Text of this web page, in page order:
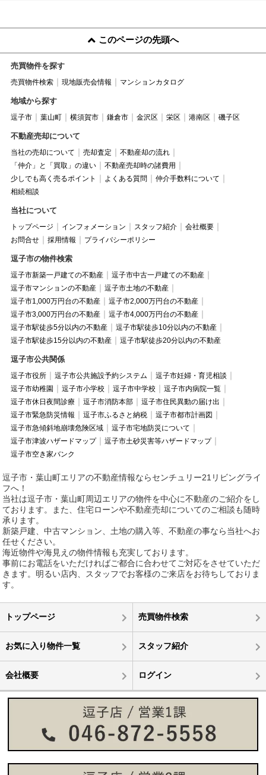
このページの先頭へ
売買物件を探す
売買物件検索 現地販売会情報 マンションカタログ
地域から探す
逗子市 葉山町 横須賀市 鎌倉市 金沢区 栄区 港南区 磯子区
不動産売却について
当社の売却について 売却査定
不動産却の流れ
「仲介」と「買取」の違い
不動産売却時の諸費用
少しでも高く売るポイント
よくある質問
仲介手数料について
相続相談
当社について
トップページ インフォメーション スタッフ紹介
会社概要
お問合せ
採用情報 プライバシーポリシー
逗子市の物件検索
逗子市新築一戸建ての不動産
逗子市中古一戸建ての不動産
逗子市マンションの不動産
逗子市土地の不動産
逗子市1,000万円台の不動産
逗子市2,000万円台の不動産
逗子市3,000万円台の不動産
逗子市4,000万円台の不動産
逗子市駅徒歩5分以内の不動産
逗子市駅徒歩10分以内の不動産
逗子市駅徒歩15分以内の不動産
逗子市駅徒歩20分以内の不動産
逗子市公共関係
逗子市役所 逗子市公共施設予約システム
逗子市妊婦・育児相談
逗子市幼稚園
逗子市小学校 逗子市中学校
逗子市内病院一覧
逗子市休日夜間診療
逗子市消防本部
逗子市住民異動の届け出
逗子市緊急防災情報
逗子市ふるさと納税
逗子市都市計画図
逗子市急傾斜地崩壊危険区域
逗子市宅地防災について
逗子市津波ハザードマップ
逗子市土砂災害等ハザードマップ
逗子市空き家バンク
逗子市・葉山町エリアの不動産情報ならセンチュリー21リビングライ
フへ！
当社は逗子市・葉山町周辺エリアの物件を中心に不動産のご紹介をし
ております。また、住宅ローンや不動産売却についてのご相談も随時
承ります。
新築戸建、中古マンション、土地の購入等、不動産の事なら当社へお
任せください。
海近物件や海見えの物件情報も充実しております。
事前にお電話をいただければご都合に合わせてご対応をさせていただ
きます。明るい店内、スタッフでお客様のご来店をお待ちしておりま
す。
トップページ 売買物件検索
お気に入り物件一覧 スタッフ紹介
会社概要 ログイン